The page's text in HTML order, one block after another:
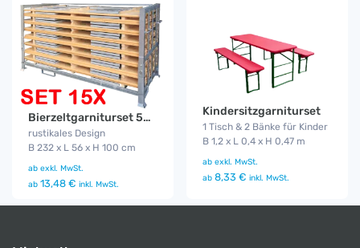
Bierzeltgarniturset 50 cm Gala 15er Set
rustikales Design
B 232 x L 56 x H 100 cm
ab exkl. MwSt.
ab 13,48 € inkl. MwSt.
Kindersitzgarniturset
1 Tisch & 2 Bänke für Kinder
B 1,2 x L 0,4 x H 0,47 m
ab exkl. MwSt.
ab 8,33 € inkl. MwSt.